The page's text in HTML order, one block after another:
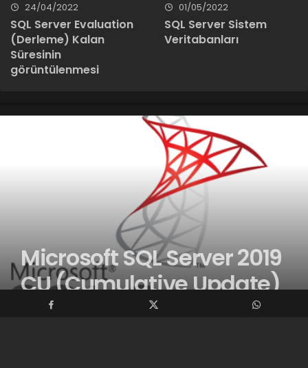
24/04/2022
SQL Server Evaluation
(Derleme) Kalan
Süresinin
görüntülenmesi
01/05/2022
SQL Server Sistem
Veritabanları
Microsoft SQL Server 2019
CU (Cumulative Update)
Güncellemesi